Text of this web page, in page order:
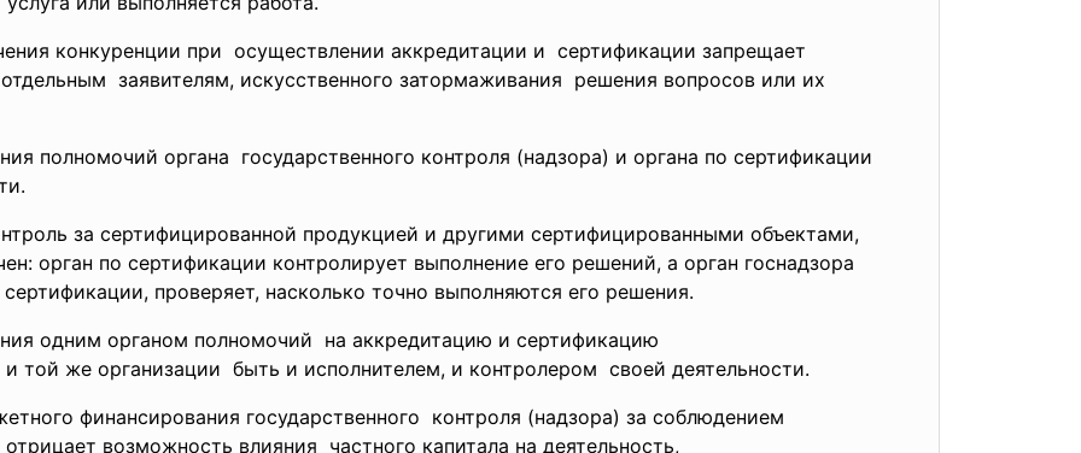
конкуренции при осуществлении аккредитации и сертификации запрещает
отдельным заявителям, искусственного затормаживания решения вопросов или их
полномочий органа государственного контроля (надзора) и органа по сертификации
за сертифицированной продукцией и другими сертифицированными объектами,
орган по сертификации контролирует выполнение его решений, а орган госнадзора
проверяет, насколько точно выполняются его решения.
одним органом полномочий на аккредитацию и сертификацию
той же организации быть и исполнителем, и контролером своей деятельности.
финансирования государственного контроля (надзора) за соблюдением
возможность влияния частного капитала на деятельность,